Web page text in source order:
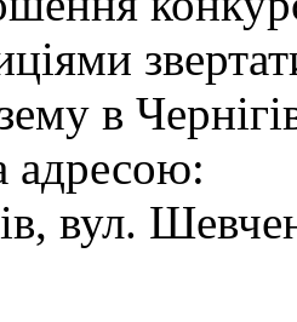
в
адресою:
вул.